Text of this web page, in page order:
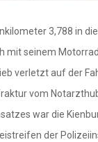
3,788 in
seinem
verletzt auf der
vom
war die
der